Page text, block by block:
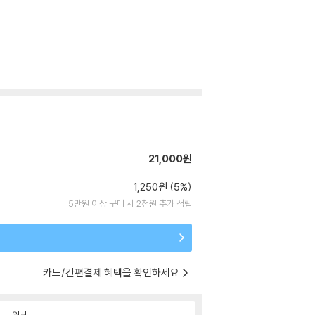
21,000원
1,250원 (5%)
5만원 이상 구매 시 2천원 추가 적립
카드/간편결제 혜택을 확인하세요